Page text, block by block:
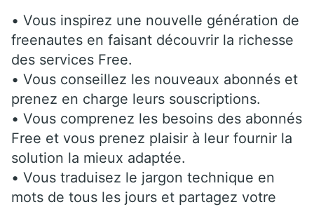
• Vous inspirez une nouvelle génération de
freenautes en faisant découvrir la richesse
des services Free.
• Vous conseillez les nouveaux abonnés et
prenez en charge leurs souscriptions.
• Vous comprenez les besoins des abonnés
Free et vous prenez plaisir à leur fournir la
solution la mieux adaptée.
• Vous traduisez le jargon technique en
mots de tous les jours et partagez votre